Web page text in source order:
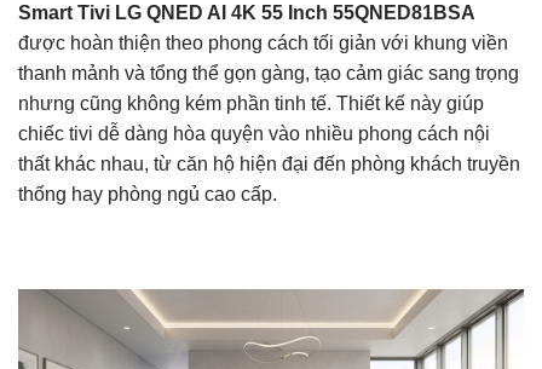
Smart Tivi LG QNED AI 4K 55 Inch 55QNED81BSA
được hoàn thiện theo phong cách tối giản với khung viền
thanh mảnh và tổng thể gọn gàng, tạo cảm giác sang trọng
nhưng cũng không kém phần tinh tế. Thiết kế này giúp
chiếc tivi dễ dàng hòa quyện vào nhiều phong cách nội
thất khác nhau, từ căn hộ hiện đại đến phòng khách truyền
thống hay phòng ngủ cao cấp.